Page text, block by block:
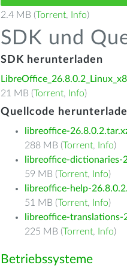
2.4 MB (Torrent, Info)
SDK und
SDK herunterladen
21 MB (Torrent, Info)
Quellcode
libreoffice-
288 MB (Torrent, Info)
libreoffice-dictionaries-
59 MB (Torrent, Info)
libreoffice-help-
51 MB (Torrent, Info)
libreoffice-translations-
225 MB (Torrent, Info)
Betriebssysteme